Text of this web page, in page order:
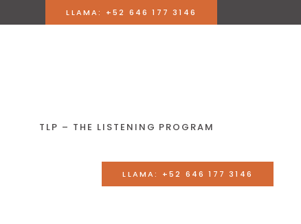
LLAMA: +52 646 177 3146
TLP – THE LISTENING PROGRAM
LLAMA: +52 646 177 3146